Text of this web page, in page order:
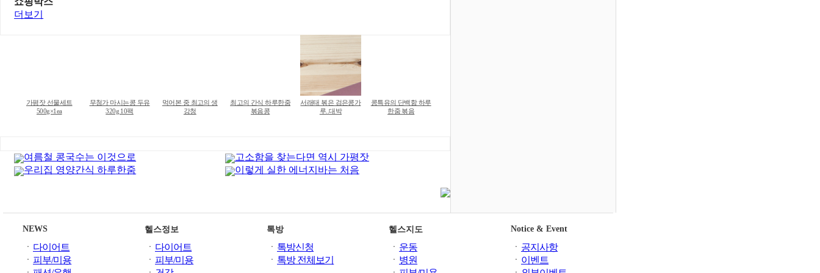
더보기
가평잣 선물세트
500g×1ea
무첨가 마시는콩 두유
320g 10팩
먹어본 중 최고의 생
강청
최고의 간식 하루한줌
볶음콩
서래태 볶은 검은콩가
루..대박
콩특유의 단백함 하루
한줌 볶음
여름철 콩국수는 이것으로
고소함을 찾는다면 역시 가평잣
우리집 영양간식 하루한줌
이렇게 실한 에너지바는 처음
NEWS
ㆍ 다이어트
ㆍ 피부/미용
헬스정보
ㆍ 다이어트
ㆍ 피부/미용
톡방
ㆍ 톡방신청
ㆍ 톡방 전체보기
헬스지도
ㆍ 운동
ㆍ 병원
Notice & Event
ㆍ 공지사항
ㆍ 이벤트